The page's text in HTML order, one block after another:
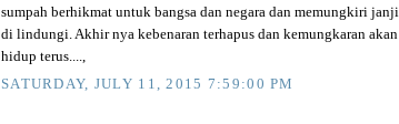
sumpah berhikmat untuk bangsa dan negara dan memungkiri janji
di lindungi. Akhir nya kebenaran terhapus dan kemungkaran akan
hidup terus....,
SATURDAY, JULY 11, 2015 7:59:00 PM